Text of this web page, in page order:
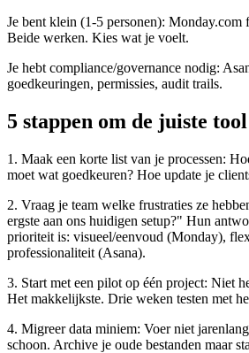
Je bent klein (1-5 personen):
Beide werken. Kies wat je voelt.
Je hebt compliance/governance nodig:
goedkeuringen, permissies, audit trails.
5 stappen om de juiste
1. Maak een korte list van je processen:
moet wat goedkeuren? Hoe update je
2. Vraag je team welke frustraties ze
ergste aan ons huidigen setup?" Hun
prioriteit is: visueel/eenvoud (Monday),
professionaliteit (Asana).
3. Start met een pilot op één project: Niet
Het makkelijkste. Drie weken testen met
4. Migreer data miniem: Voer niet
schoon. Archive je oude bestanden maar